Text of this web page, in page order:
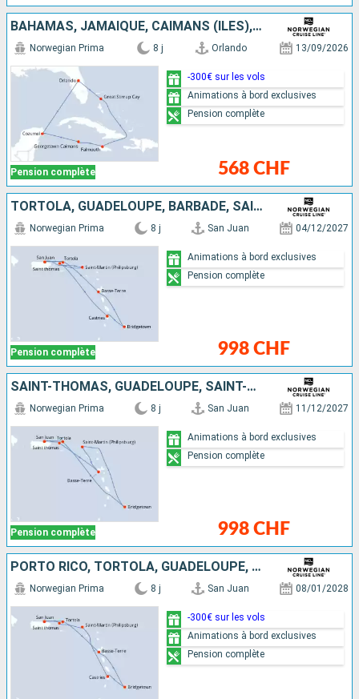
BAHAMAS, JAMAÏQUE, CAÏMANS (ÎLES), MEXIQUE, ÉTATS-UNIS
Pension complète
Norwegian Prima 8 j Orlando 13/09/2026
568 CHF
-300€ sur les vols
Animations à bord exclusives
Pension complète
TORTOLA, GUADELOUPE, BARBADE, SAINTE-LUCIE, SAINT-THOMAS, SAINT-MARTIN, PORTO RICO
Pension complète
Norwegian Prima 8 j San Juan 04/12/2027
998 CHF
Animations à bord exclusives
Pension complète
SAINT-THOMAS, GUADELOUPE, SAINT-MARTIN, BARBADE, TORTOLA, PORTO RICO
Pension complète
Norwegian Prima 8 j San Juan 11/12/2027
998 CHF
Animations à bord exclusives
Pension complète
PORTO RICO, TORTOLA, GUADELOUPE, BARBADE, SAINTE-LUCIE, SAINT-MARTIN, SAINT-THOMAS
Norwegian Prima 8 j San Juan 08/01/2028
-300€ sur les vols
Animations à bord exclusives
Pension complète